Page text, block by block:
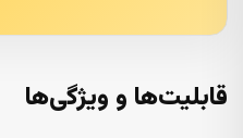
قابلیت‌ها و ویژگی‌ها